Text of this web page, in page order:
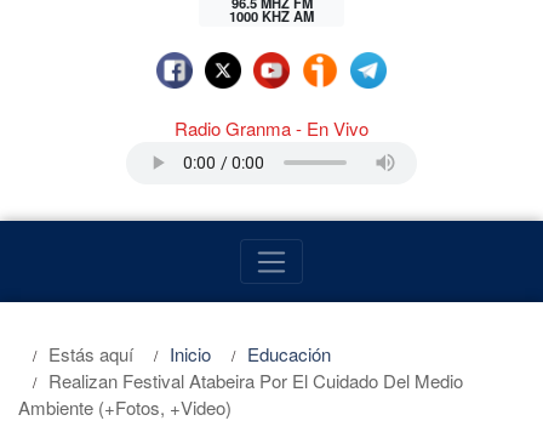
1000 KHZ AM
Radio Granma - En Vivo
Estás aquí Inicio
Educación
Realizan Festival Atabeira Por El Cuidado Del Medio
Ambiente (+Fotos, +Video)